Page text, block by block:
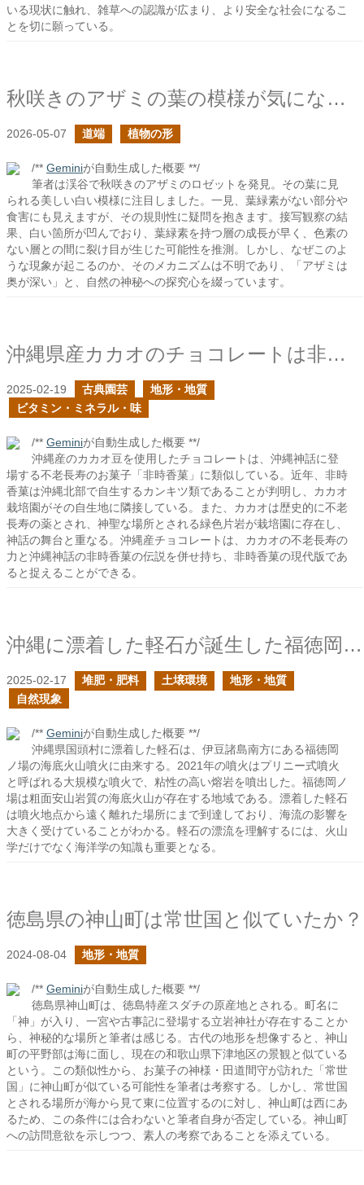
いる現状に触れ、雑草への認識が広まり、より安全な社会になるこ
とを切に願っている。
秋咲きのアザミの葉の模様が気になった
2026-05-07 道端 植物の形
/** Geminiが自動生成した概要 **/
筆者は渓谷で秋咲きのアザミのロゼットを発見。その葉に見
られる美しい白い模様に注目しました。一見、葉緑素がない部分や
食害にも見えますが、その規則性に疑問を抱きます。接写観察の結
果、白い箇所が凹んでおり、葉緑素を持つ層の成長が早く、色素の
ない層との間に裂け目が生じた可能性を推測。しかし、なぜこのよ
うな現象が起こるのか、そのメカニズムは不明であり、「アザミは
奥が深い」と、自然の神秘への探究心を綴っています。
沖縄県産カカオのチョコレートは非時香菓であると言いたい
2025-02-19 古典園芸
地形・地質
ビタミン・ミネラル・味
/** Geminiが自動生成した概要 **/
沖縄産のカカオ豆を使用したチョコレートは、沖縄神話に登
場する不老長寿のお菓子「非時香菓」に類似している。近年、非時
香菓は沖縄北部で自生するカンキツ類であることが判明し、カカオ
栽培園がその自生地に隣接している。また、カカオは歴史的に不老
長寿の薬とされ、神聖な場所とされる緑色片岩が栽培園に存在し、
神話の舞台と重なる。沖縄産チョコレートは、カカオの不老長寿の
力と沖縄神話の非時香菓の伝説を併せ持ち、非時香菓の現代版であ
ると捉えることができる。
沖縄に漂着した軽石が誕生した福徳岡ノ場は何処にある？
2025-02-17 堆肥・肥料 土壌環境
地形・地質
自然現象
/** Geminiが自動生成した概要 **/
沖縄県国頭村に漂着した軽石は、伊豆諸島南方にある福徳岡
ノ場の海底火山噴火に由来する。2021年の噴火はプリニー式噴火
と呼ばれる大規模な噴火で、粘性の高い熔岩を噴出した。福徳岡ノ
場は粗面安山岩質の海底火山が存在する地域である。漂着した軽石
は噴火地点から遠く離れた場所にまで到達しており、海流の影響を
大きく受けていることがわかる。軽石の漂流を理解するには、火山
学だけでなく海洋学の知識も重要となる。
徳島県の神山町は常世国と似ていたか？
2024-08-04 地形・地質
/** Geminiが自動生成した概要 **/
徳島県神山町は、徳島特産スダチの原産地とされる。町名に
「神」が入り、一宮や古事記に登場する立岩神社が存在することか
ら、神秘的な場所と筆者は感じる。古代の地形を想像すると、神山
町の平野部は海に面し、現在の和歌山県下津地区の景観と似ている
という。この類似性から、お菓子の神様・田道間守が訪れた「常世
国」に神山町が似ている可能性を筆者は考察する。しかし、常世国
とされる場所が海から見て東に位置するのに対し、神山町は西にあ
るため、この条件には合わないと筆者自身が否定している。神山町
への訪問意欲を示しつつ、素人の考察であることを添えている。